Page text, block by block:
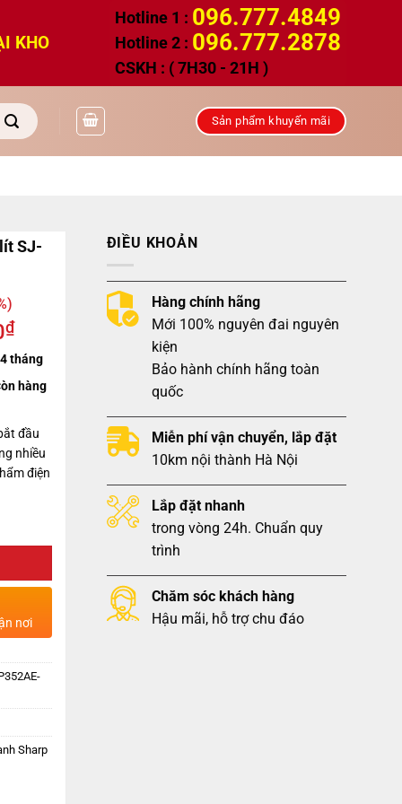
KHO
Hotline 1 : 096.777.4849
Hotline 2 : 096.777.2878
CSKH : ( 7H30 - 21H )
Sản phẩm khuyến mãi
SJ-
₫
tháng
hàng
đầu
nhiều
điện
nơi
Sharp
ĐIỀU KHOẢN
Hàng chính hãng
Mới 100% nguyên đai nguyên
kiện
Bảo hành chính hãng toàn
quốc
Miễn phí vận chuyển, lắp đặt
10km nội thành Hà Nội
Lắp đặt nhanh
trong vòng 24h. Chuẩn quy
trình
Chăm sóc khách hàng
Hậu mãi, hỗ trợ chu đáo